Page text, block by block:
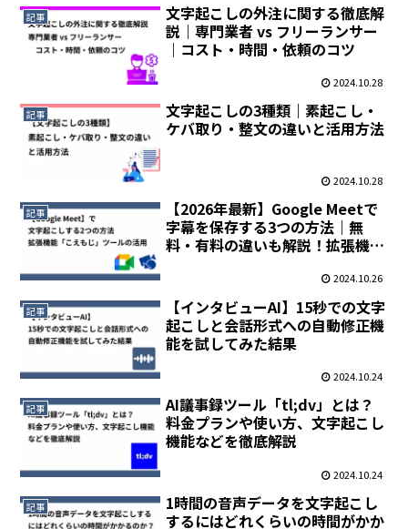
記事
文字起こしの外注に関する徹底解
説｜専門業者 vs フリーランサー
｜コスト・時間・依頼のコツ
2024.10.28
記事
文字起こしの3種類｜素起こし・
ケバ取り・整文の違いと活用方法
2024.10.28
記事
【2026年最新】Google Meetで
字幕を保存する3つの方法｜無
料・有料の違いも解説！拡張機能
2024.10.26
記事
【インタビューAI】15秒での文字
起こしと会話形式への自動修正機
能を試してみた結果
2024.10.24
記事
AI議事録ツール「tl;dv」とは？
料金プランや使い方、文字起こし
機能などを徹底解説
2024.10.24
記事
1時間の音声データを文字起こし
するにはどれくらいの時間がかか